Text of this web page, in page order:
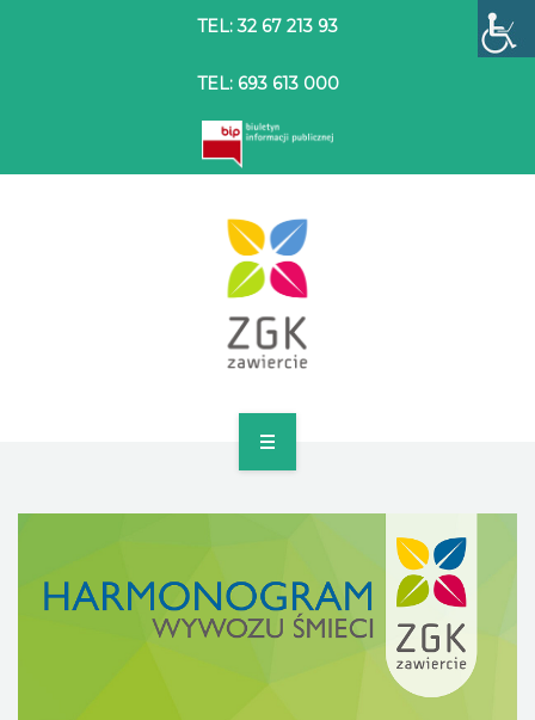
TEL: 32 67 213 93
TEL: 693 613 000
DLA MIESZKAŃCÓW